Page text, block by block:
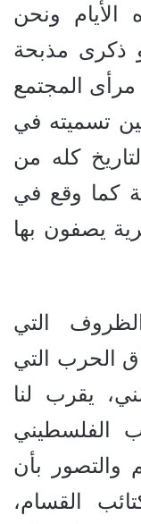
الأيام ونحن
ذكرى مذبحة
المجتمع
تسميته في
كله من
كما وقع في
يصفون بها
التي
الحرب التي
يقرب لنا
الفلسطيني
بأن
القسام،